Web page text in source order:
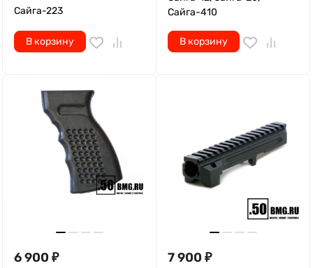
Сайга-223
В корзину
Сайга-410
В корзину
6 900 ₽ 7 900 ₽